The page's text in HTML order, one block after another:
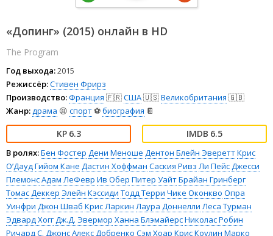
«Допинг» (2015) онлайн в HD
The Program
Год выхода:2015
Режиссёр:Стивен Фрирз
Производство:Франция 🇫🇷США🇺🇸Великобритания 🇬🇧
Жанр:драма 😫 спорт⚽биография 📔
6.3 6.5
В ролях:Бен Фостер Дени Меноше Дентон Блейн ЭвереттКрис
О’ДаудГийом Кане Дастин Хоффман Саския Ривз Ли ПейсДжесси
ПлемонсАдам ЛеФевр Ив Обер Питер УайтБрайан Гринберг
Томас Деккер Элейн Кэссиди Тодд Терри Чике Оконкво Опра
Уинфри Джон Шваб Крис Ларкин Лаура Доннелли Леса Турман
Эдвард ХоггДж.Д. Эвермор Ханна БлэмайерсНиколас Робин
Ричард С. ДжонсАлекс Добренко Сэм Хоар Крис Коулин Марко